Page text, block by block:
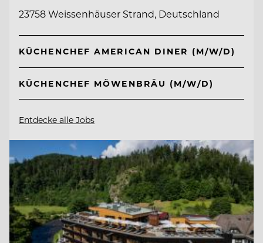
23758 Weissenhäuser Strand, Deutschland
KÜCHENCHEF AMERICAN DINER (M/W/D)
KÜCHENCHEF MÖWENBRÄU (M/W/D)
Entdecke alle Jobs